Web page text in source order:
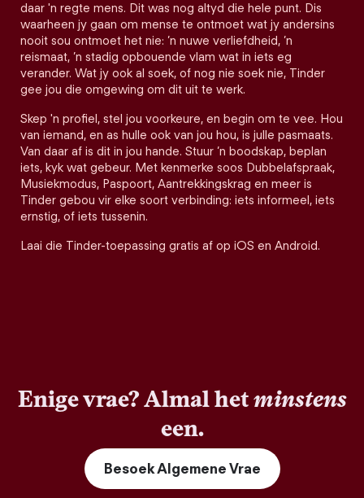
daar 'n regte mens. Dit was nog altyd die hele punt. Dis
waarheen jy gaan om mense te ontmoet wat jy andersins
nooit sou ontmoet het nie: ’n nuwe verliefdheid, ’n
reismaat, ’n stadig opbouende vlam wat in iets eg
verander. Wat jy ook al soek, of nog nie soek nie, Tinder
gee jou die omgewing om dit uit te werk.
Skep 'n profiel, stel jou voorkeure, en begin om te vee. Hou
van iemand, en as hulle ook van jou hou, is julle pasmaats.
Van daar af is dit in jou hande. Stuur ’n boodskap, beplan
iets, kyk wat gebeur. Met kenmerke soos Dubbelafspraak,
Musiekmodus, Paspoort, Aantrekkingskrag en meer is
Tinder gebou vir elke soort verbinding: iets informeel, iets
ernstig, of iets tussenin.
Laai die Tinder-toepassing gratis af op iOS en Android.
Enige vrae? Almal hetminstens
een.
Besoek Algemene Vrae